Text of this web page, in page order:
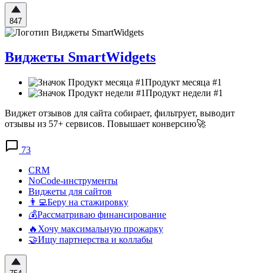
847
Виджеты SmartWidgets
Продукт месяца #1
Продукт недели #1
Виджет отзывов для сайта собирает, фильтрует, выводит
отзывы из 57+ сервисов. Повышает конверсию🚀
73
CRM
NoCode-инструменты
Виджеты для сайтов
👨‍💻Беру на стажировку
💰Рассматриваю финансирование
🔥Хочу максимальную прожарку
🤝Ищу партнерства и коллабы